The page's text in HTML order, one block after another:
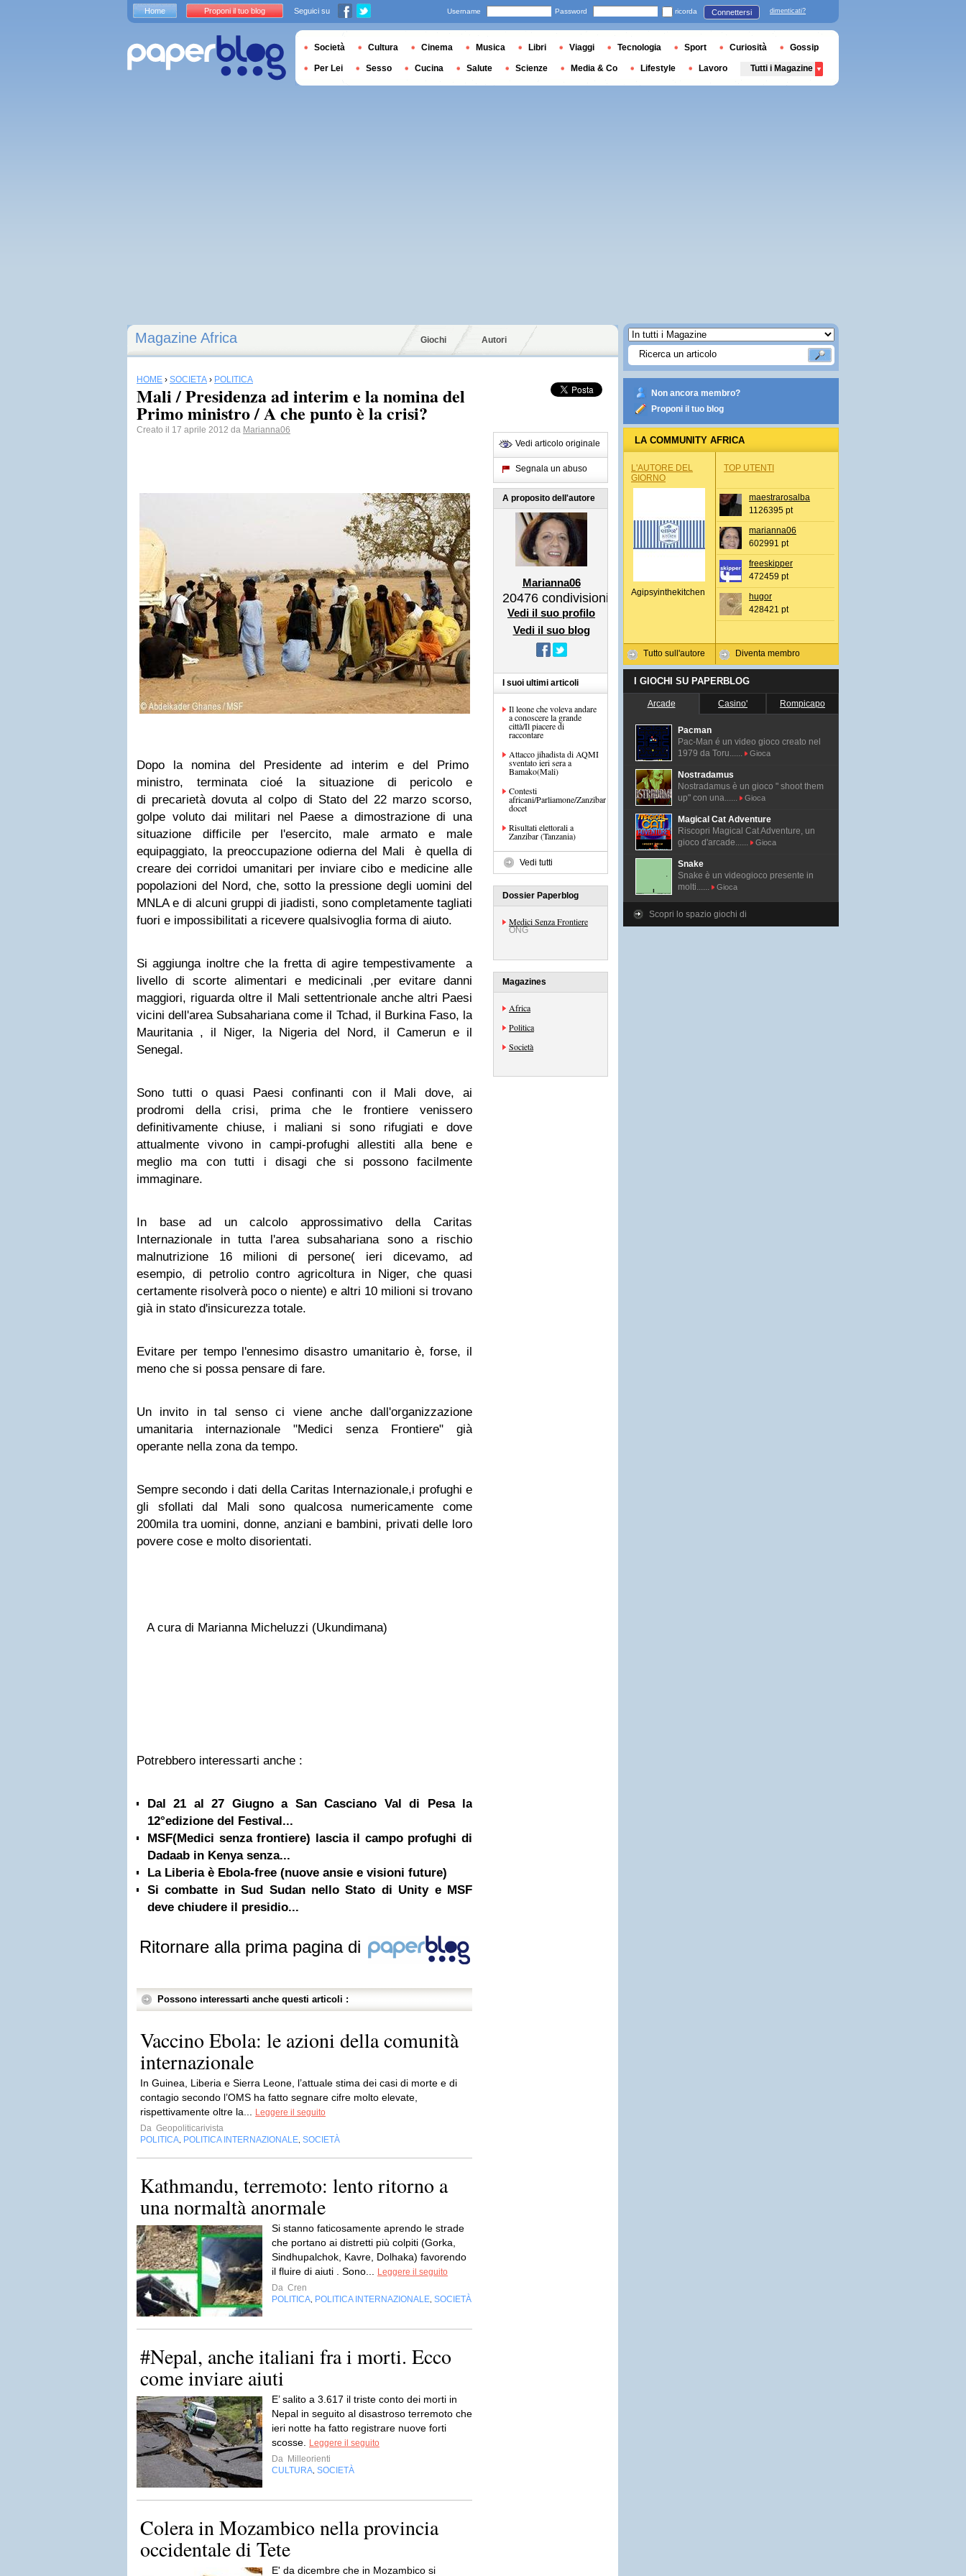
Magazine Africa Giochi Autori
HOME › SOCIETÀ › POLITICA
Mali / Presidenza ad interim e la nomina del
Primo ministro / A che punto è la crisi?
Creato il 17 aprile 2012 da Marianna06
Dopo la nomina del Presidente ad interim e del Primo
ministro, terminata cioé la situazione di pericolo e
di precarietà dovuta al colpo di Stato del 22 marzo scorso,
golpe voluto dai militari nel Paese a dimostrazione di una
situazione difficile per l'esercito, male armato e male
equipaggiato, la preoccupazione odierna del Mali è quella di
creare dei corridoi umanitari per inviare cibo e medicine alle
popolazioni del Nord, che, sotto la pressione degli uomini del
MNLA e di alcuni gruppi di jiadisti, sono completamente tagliati
fuori e impossibilitati a ricevere qualsivoglia forma di aiuto.
Si aggiunga inoltre che la fretta di agire tempestivamente a
livello di scorte alimentari e medicinali ,per evitare danni
maggiori, riguarda oltre il Mali settentrionale anche altri Paesi
vicini dell'area Subsahariana come il Tchad, il Burkina Faso, la
Mauritania , il Niger, la Nigeria del Nord, il Camerun e il
Senegal.
Sono tutti o quasi Paesi confinanti con il Mali dove, ai
prodromi della crisi, prima che le frontiere venissero
definitivamente chiuse, i maliani si sono rifugiati e dove
attualmente vivono in campi-profughi allestiti alla bene e
meglio ma con tutti i disagi che si possono facilmente
immaginare.
In base ad un calcolo approssimativo della Caritas
Internazionale in tutta l'area subsahariana sono a rischio
malnutrizione 16 milioni di persone( ieri dicevamo, ad
esempio, di petrolio contro agricoltura in Niger, che quasi
certamente risolverà poco o niente) e altri 10 milioni si trovano
già in stato d'insicurezza totale.
Evitare per tempo l'ennesimo disastro umanitario è, forse, il
meno che si possa pensare di fare.
Un invito in tal senso ci viene anche dall'organizzazione
umanitaria internazionale "Medici senza Frontiere" già
operante nella zona da tempo.
Sempre secondo i dati della Caritas Internazionale,i profughi e
gli sfollati dal Mali sono qualcosa numericamente come
200mila tra uomini, donne, anziani e bambini, privati delle loro
povere cose e molto disorientati.
A cura di Marianna Micheluzzi (Ukundimana)
Potrebbero interessarti anche :
Dal 21 al 27 Giugno a San Casciano Val di Pesa la
12°edizione del Festival...
MSF(Medici senza frontiere) lascia il campo profughi di
Dadaab in Kenya senza...
La Liberia è Ebola-free (nuove ansie e visioni future)
Si combatte in Sud Sudan nello Stato di Unity e MSF
deve chiudere il presidio...
Ritornare alla prima pagina di
Possono interessarti anche questi articoli :
Vaccino Ebola: le azioni della comunità
internazionale
In Guinea, Liberia e Sierra Leone, l’attuale stima dei casi di morte e di
contagio secondo l’OMS ha fatto segnare cifre molto elevate,
rispettivamente oltre la...
Leggere il seguito
Da Geopoliticarivista
POLITICA POLITICA INTERNAZIONALE SOCIETÀ
Kathmandu, terremoto: lento ritorno a
una normaltà anormale
Si stanno faticosamente aprendo le strade
che portano ai distretti più colpiti (Gorka,
Sindhupalchok, Kavre, Dolhaka) favorendo
il fluire di aiuti . Sono...
Leggere il seguito
Da Cren
POLITICA POLITICA INTERNAZIONALE SOCIETÀ
#Nepal, anche italiani fra i morti. Ecco
come inviare aiuti
E’ salito a 3.617 il triste conto dei morti in
Nepal in seguito al disastroso terremoto che
ieri notte ha fatto registrare nuove forti
scosse.
Leggere il seguito
Da Milleorienti
CULTURA SOCIETÀ
Colera in Mozambico nella provincia
occidentale di Tete
E' da dicembre che in Mozambico si
Vedi articolo originale
Segnala un abuso
A proposito dell'autore
Marianna06
20476 condivisioni
Vedi il suo profilo
Vedi il suo blog
I suoi ultimi articoli
Il leone che voleva andare
a conoscere la grande
città/Il piacere di
raccontare
Attacco jihadista di AQMI
sventato ieri sera a
Bamako(Mali)
Contesti
africani/Parliamone/Zanzibar
docet
Risultati elettorali a
Zanzibar (Tanzania)
Vedi tutti
Dossier Paperblog
Medici Senza Frontiere
ONG
Magazines
Africa
Politica
Società
Non ancora membro?
Proponi il tuo blog
LA COMMUNITY AFRICA
L'AUTORE DEL
GIORNO
Agipsyinthekitchen
Tutto sull'autore
TOP UTENTI
maestrarosalba
1126395 pt
marianna06
602991 pt
freeskipper
472459 pt
hugor
428421 pt
Diventa membro
I GIOCHI SU PAPERBLOG
Arcade Casino' Rompicapo
Pacman
Pac-Man é un video gioco creato nel
1979 da Toru......
Gioca
Nostradamus
Nostradamus è un gioco " shoot them
up" con una......
Gioca
Magical Cat Adventure
Riscopri Magical Cat Adventure, un
gioco d'arcade......
Gioca
Snake
Snake è un videogioco presente in
molti......
Gioca
Scopri lo spazio giochi di
Home Proponi il tuo blog Seguici su Username Password ricorda Connettersi dimenticati?
Società Cultura Cinema Musica Libri Viaggi Tecnologia Sport Curiosità Gossip
Per Lei Sesso Cucina Salute Scienze Media & Co Lifestyle Lavoro Tutti i Magazine